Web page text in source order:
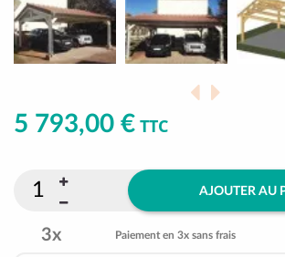
5 793,00 € TTC
AJOUTER AU
3x Paiement en 3x sans frais